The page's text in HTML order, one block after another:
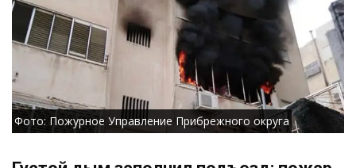
Фото: Пожурное Управление Прибрежного округа